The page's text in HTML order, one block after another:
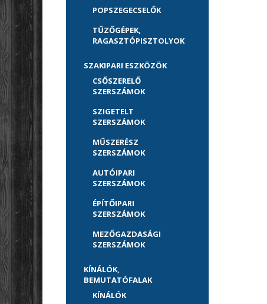
POPSZEGECSELŐK
TŰZŐGÉPEK,
RAGASZTÓPISZTOLYOK
SZAKIPARI ESZKÖZÖK
CSŐSZERELŐ
SZERSZÁMOK
SZIGETELT
SZERSZÁMOK
MŰSZERÉSZ
SZERSZÁMOK
AUTÓIPARI
SZERSZÁMOK
ÉPÍTŐIPARI
SZERSZÁMOK
MEZŐGAZDASÁGI
SZERSZÁMOK
KÍNÁLÓK,
BEMUTATÓFALAK
KÍNÁLÓK